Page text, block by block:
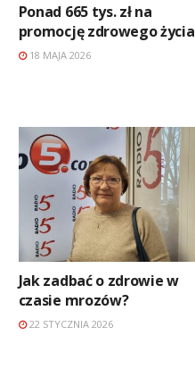
Ponad 665 tys. zł na
promocję zdrowego życia
18 MAJA 2026
Jak zadbać o zdrowie w
czasie mrozów?
22 STYCZNIA 2026